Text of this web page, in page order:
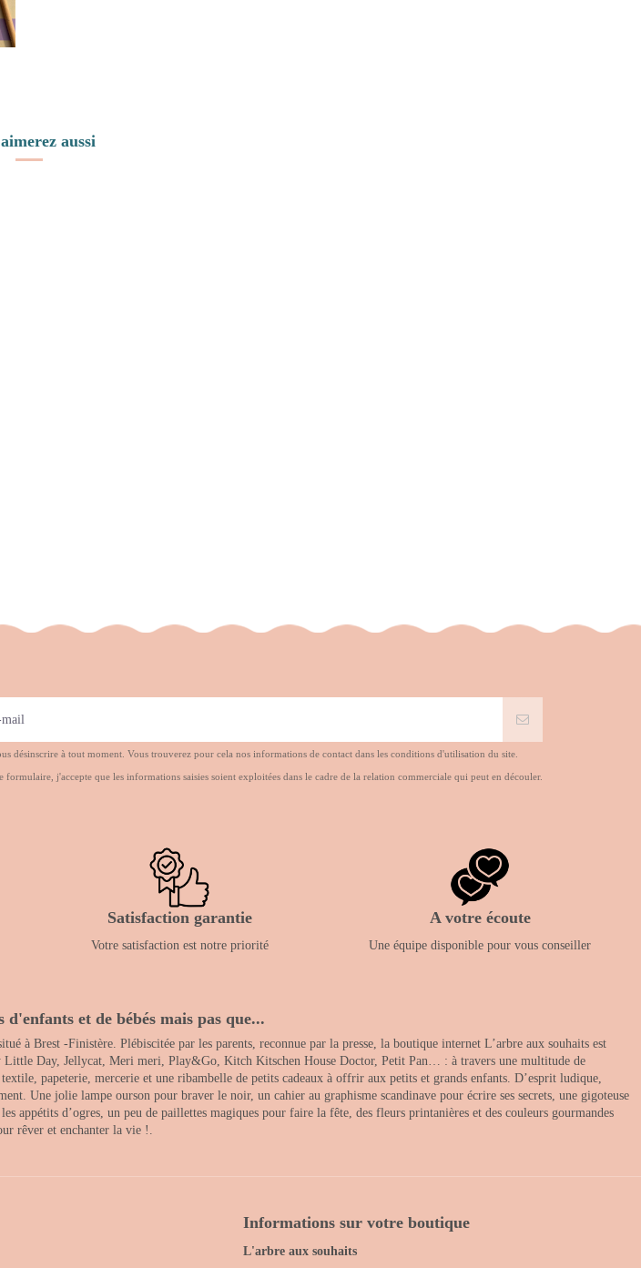
aussi
désinscrire à tout moment. Vous trouverez pour cela nos informations de contact dans les conditions d'utilisation du site.
formulaire, j'accepte que les informations saisies soient exploitées dans le cadre de la relation commerciale qui peut en découler.
Satisfaction garantie
Votre satisfaction est notre priorité
A votre écoute
Une équipe disponible pour vous conseiller
et de bébés mais pas que...
à Brest -Finistère. Plébiscitée par les parents, reconnue par la presse, la boutique internet L’arbre aux souhaits est
Little Day, Jellycat, Meri meri, Play&Go, Kitch Kitschen House Doctor, Petit Pan… : à travers une multitude de
papeterie, mercerie et une ribambelle de petits cadeaux à offrir aux petits et grands enfants. D’esprit ludique,
Une jolie lampe ourson pour braver le noir, un cahier au graphisme scandinave pour écrire ses secrets, une gigoteuse
appétits d’ogres, un peu de paillettes magiques pour faire la fête, des fleurs printanières et des couleurs gourmandes
rêver et enchanter la vie !.
Informations sur votre boutique
L'arbre aux souhaits